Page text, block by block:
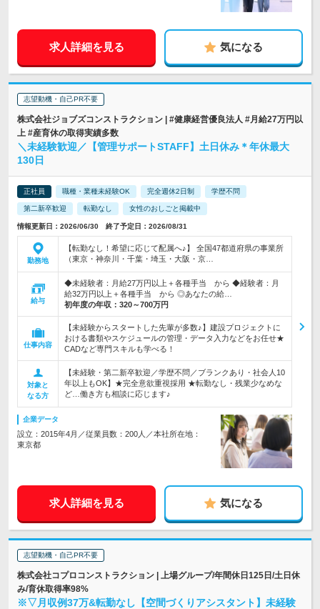
求人詳細を見る 気になる
志望動機・自己PR不要
株式会社ジョブズコンストラクション | #健康経営優良法人 #月給27万円以
上 #産育休の取得実績多数
＼未経験歓迎／【管理サポートSTAFF】土日休み＊年休最大
130日
正社員 職種・業種未経験OK 完全週休2日制 学歴不問
第二新卒歓迎 転勤なし 女性のおしごと掲載中
情報更新日：2026/06/30 終了予定日：2026/08/31
勤務地
【転勤なし！希望に応じて配属へ♪】 全国47都道府県の事業所
（東京・神奈川・千葉・埼玉・大阪・京…
給与
◆未経験者：月給27万円以上＋各種手当 から ◆経験者：月
給32万円以上＋各種手当 から ◎あなたの給…
初年度の年収： 320～700万円
仕事内容
【未経験からスタートした先輩が多数♪】建設プロジェクトに
おける書類やスケジュールの管理・データ入力などをお任せ★
CADなど専門スキルも学べる！
対象と
なる方
【未経験・第二新卒歓迎／学歴不問／ブランクあり・社会人10
年以上もOK】★完全意欲重視採用 ★転勤なし・残業少なめな
ど…働き方も相談に応じます♪
企業データ
設立：2015年4月／従業員数：200人／本社所在地：
東京都
求人詳細を見る 気になる
志望動機・自己PR不要
株式会社コプロコンストラクション | 上場グループ/年間休日125日/土日休
み/育休取得率98%
※▽月収例37万&転勤なし【空間づくりアシスタント】未経験